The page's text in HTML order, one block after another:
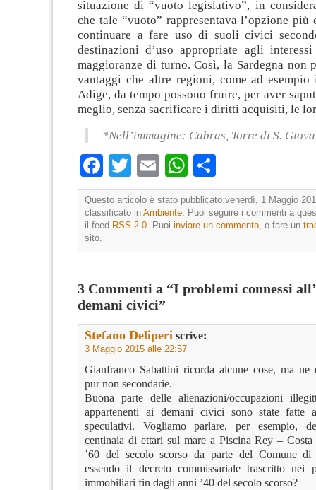
situazione di “vuoto legislativo”, in
che tale “vuoto” rappresentava l’opzione più
continuare a fare uso di suoli civici
destinazioni d’uso appropriate agli
maggioranze di turno. Così, la Sardegna non
vantaggi che altre regioni, come ad
Adige, da tempo possono fruire, per aver
meglio, senza sacrificare i diritti acquisiti, le
*Nell’immagine: Cabras, Torre di S.
Facebook
TwitterEmailWhatsApp
Questo articolo è stato pubblicato venerdì, 1 Maggio
classificato in Ambiente . Puoi seguire i commenti a
il feed RSS 2.0 . Puoi inviare un commento , o fare un
sito.
3 Commenti a “I problemi connessi
demani civici”
Stefano Deliperi scrive:
3 Maggio 2015 alle 22:57
Gianfranco Sabattini ricorda alcune cose, ma ne
pur non secondarie.
Buona parte delle alienazioni/occupazioni
appartenenti ai demani civici sono state
speculativi. Vogliamo parlare, per esempio,
centinaia di ettari sul mare a Piscina Rey –
’60 del secolo scorso da parte del Comune di
essendo il decreto commissariale trascritto nei
immobiliari fin dagli anni ’40 del secolo scorso?